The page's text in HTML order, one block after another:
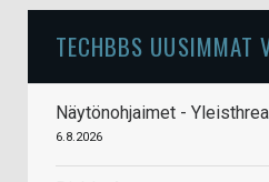
TECHBBS UUSIMMAT
Näytönohjaimet -
6.8.2026